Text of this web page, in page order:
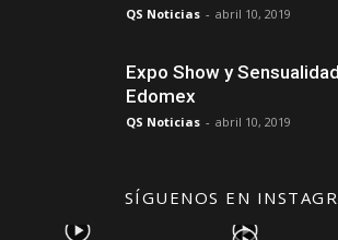
QS Noticias - abril 10, 2019
Expo Show y
Edomex
QS Noticias - abril 10, 2019
SÍGUENOS EN